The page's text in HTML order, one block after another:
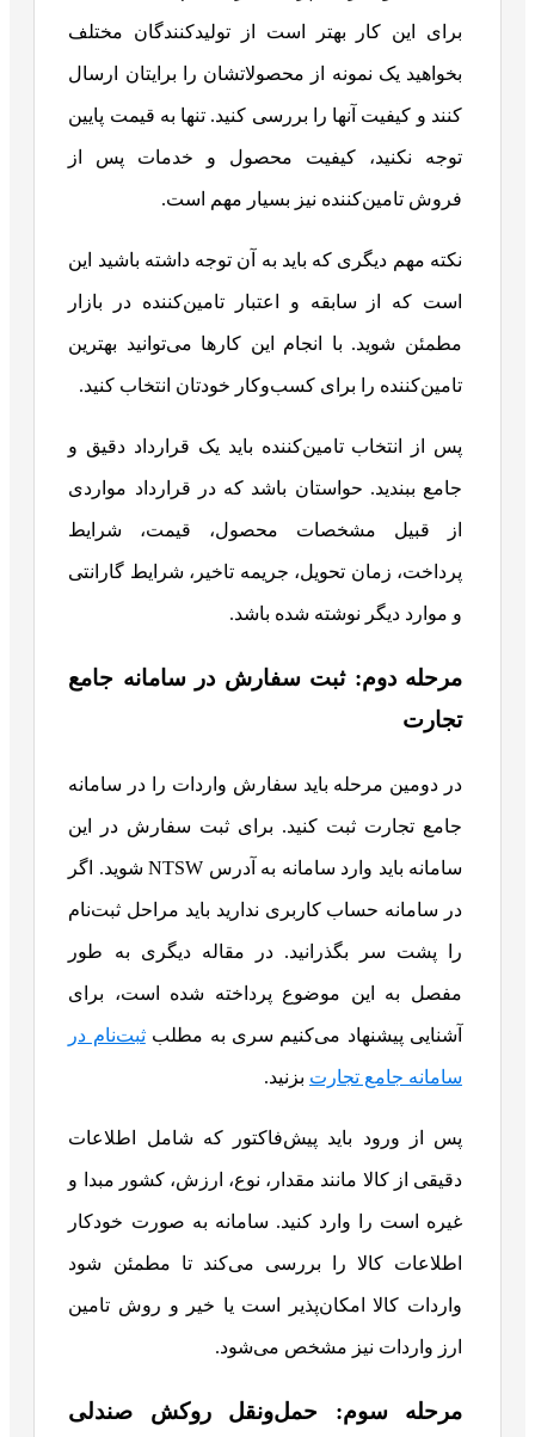
برای این کار بهتر است از تولیدکنندگان مختلف
بخواهید یک نمونه از محصولاتشان را برایتان ارسال
کنند و کیفیت آنها را بررسی کنید. تنها به قیمت پایین
توجه نکنید، کیفیت محصول و خدمات پس از
فروش تامین‌کننده نیز بسیار مهم است.
نکته مهم دیگری که باید به آن توجه داشته باشید این
است که از سابقه و اعتبار تامین‌کننده در بازار
مطمئن شوید. با انجام این کارها می‌توانید بهترین
تامین‌کننده را برای کسب‌وکار خودتان انتخاب کنید.
پس از انتخاب تامین‌کننده باید یک قرارداد دقیق و
جامع ببندید. حواستان باشد که در قرارداد مواردی
از قبیل مشخصات محصول، قیمت، شرایط
پرداخت، زمان تحویل، جریمه تاخیر، شرایط گارانتی
و موارد دیگر نوشته شده باشد.
مرحله دوم: ثبت سفارش در سامانه جامع
تجارت
در دومین مرحله باید سفارش واردات را در سامانه
جامع تجارت ثبت کنید. برای ثبت سفارش در این
سامانه باید وارد سامانه به آدرس NTSW شوید. اگر
در سامانه حساب کاربری ندارید باید مراحل ثبت‌نام
را پشت سر بگذرانید. در مقاله دیگری به طور
مفصل به این موضوع پرداخته شده است، برای
آشنایی پیشنهاد می‌کنیم سری به مطلبثبت‌نام در
سامانه جامع تجارت بزنید.
پس از ورود باید پیش‌فاکتور که شامل اطلاعات
دقیقی از کالا مانند مقدار، نوع، ارزش، کشور مبدا و
غیره است را وارد کنید. سامانه به صورت خودکار
اطلاعات کالا را بررسی می‌کند تا مطمئن شود
واردات کالا امکان‌پذیر است یا خیر و روش تامین
ارز واردات نیز مشخص می‌شود.
مرحله سوم: حمل‌ونقل روکش صندلی